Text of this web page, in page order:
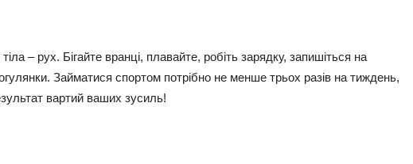
– рух. Бігайте вранці, плавайте, робіть зарядку, запишіться на
Займатися спортом потрібно не менше трьох разів на тиждень,
вартий ваших зусиль!